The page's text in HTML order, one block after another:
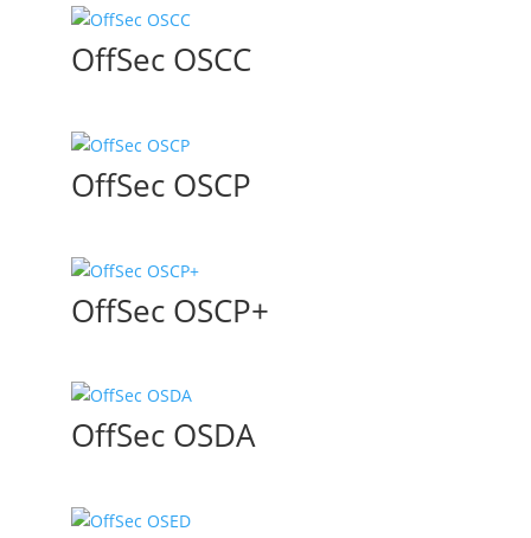
OffSec OSCC
OffSec OSCP
OffSec OSCP+
OffSec OSDA